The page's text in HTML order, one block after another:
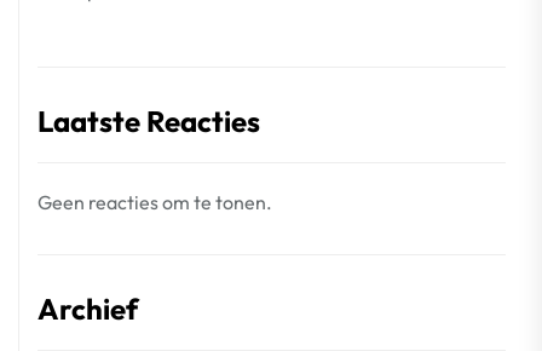
Laatste Reacties
Geen reacties om te tonen.
Archief